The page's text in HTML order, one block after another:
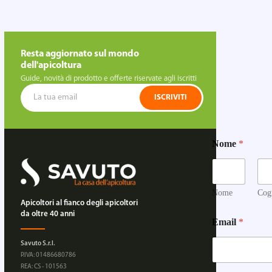
Resta aggiornato sul mondo
dell'apicoltura
Guide, novità di prodotto e offerte riservate agli iscritti
ISCRIVITI
Apicoltori al fianco degli apicoltori
da oltre 40 anni
Savuto S.r.l.
P.IVA: 01486680786
REA: CS - 101563
Nome *
Nome
Email *